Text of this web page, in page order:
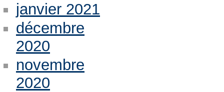
janvier 2021
décembre
2020
novembre
2020